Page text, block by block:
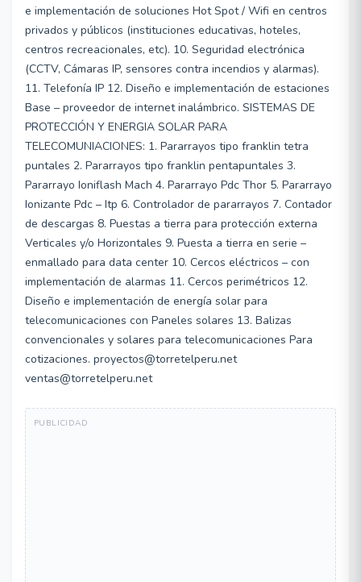
e implementación de soluciones Hot Spot / Wifi en centros
privados y públicos (instituciones educativas, hoteles,
centros recreacionales, etc). 10. Seguridad electrónica
(CCTV, Cámaras IP, sensores contra incendios y alarmas).
11. Telefonía IP 12. Diseño e implementación de estaciones
Base – proveedor de internet inalámbrico. SISTEMAS DE
PROTECCIÓN Y ENERGIA SOLAR PARA
TELECOMUNIACIONES: 1. Pararrayos tipo franklin tetra
puntales 2. Pararrayos tipo franklin pentapuntales 3.
Pararrayo Ioniflash Mach 4. Pararrayo Pdc Thor 5. Pararrayo
Ionizante Pdc – Itp 6. Controlador de pararrayos 7. Contador
de descargas 8. Puestas a tierra para protección externa
Verticales y/o Horizontales 9. Puesta a tierra en serie –
enmallado para data center 10. Cercos eléctricos – con
implementación de alarmas 11. Cercos perimétricos 12.
Diseño e implementación de energía solar para
telecomunicaciones con Paneles solares 13. Balizas
convencionales y solares para telecomunicaciones Para
cotizaciones. proyectos@torretelperu.net
ventas@torretelperu.net